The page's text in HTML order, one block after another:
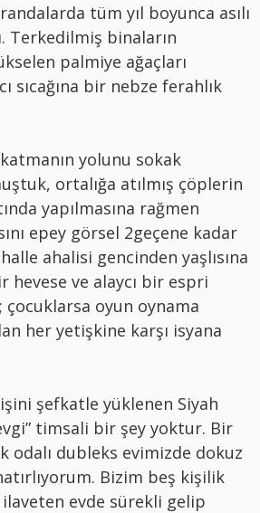
tüm yıl boyunca asılı
Terkedilmiş binaların
palmiye ağaçları
sıcağına bir nebze ferahlık
yolunu sokak
ortalığa atılmış çöplerin
yapılmasına rağmen
epey görsel 2geçene kadar
ahalisi gencinden yaşlısına
hevese ve alaycı bir espri
çocuklarsa oyun oynama
her yetişkine karşı isyana
şefkatle yüklenen Siyah
timsali bir şey yoktur. Bir
odalı dubleks evimizde dokuz
hatırlıyorum. Bizim beş kişilik
evde sürekli gelip